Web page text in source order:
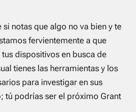
notas que algo no va bien y te
fervientemente a que
dispositivos en busca de
tienes las herramientas y los
para investigar en sus
tú podrías ser el próximo Grant